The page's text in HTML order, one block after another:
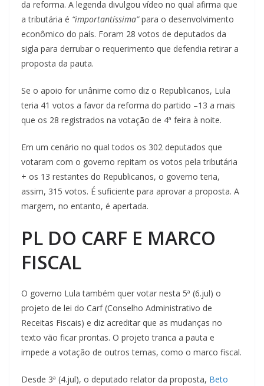
da reforma. A legenda divulgou vídeo no qual afirma que
a tributária é “importantíssima”para o desenvolvimento
econômico do país. Foram 28 votos de deputados da
sigla para derrubar o requerimento que defendia retirar a
proposta da pauta.
Se o apoio for unânime como diz o Republicanos, Lula
teria 41 votos a favor da reforma do partido –13 a mais
que os 28 registrados na votação de 4ª feira à noite.
Em um cenário no qual todos os 302 deputados que
votaram com o governo repitam os votos pela tributária
+ os 13 restantes do Republicanos, o governo teria,
assim, 315 votos. É suficiente para aprovar a proposta. A
margem, no entanto, é apertada.
PL DO CARF E MARCO
FISCAL
O governo Lula também quer votar nesta 5ª (6.jul) o
projeto de lei do Carf (Conselho Administrativo de
Receitas Fiscais) e diz acreditar que as mudanças no
texto vão ficar prontas. O projeto tranca a pauta e
impede a votação de outros temas, como o marco fiscal.
Desde 3ª (4.jul), o deputado relator da proposta, Beto